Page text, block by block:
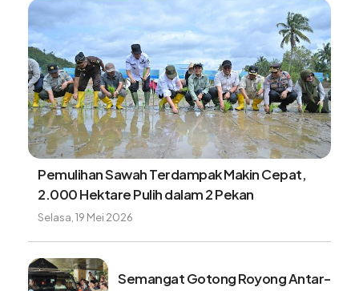
Pulihkan 15 ribu hektare tambak di Aceh,
bantuan perikanan mulai disalurkan
Jumat, 7 Agustus 2026
Satgas PRR siapkan pola